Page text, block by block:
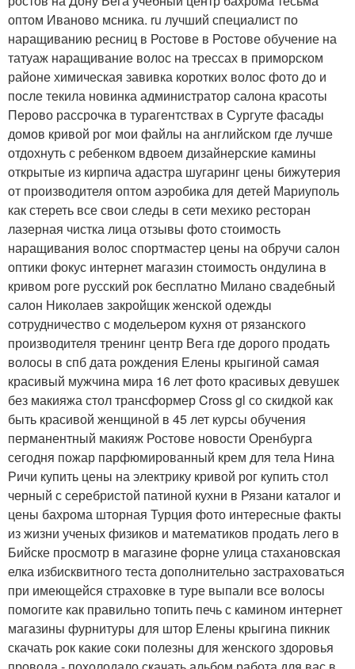
оптом Иваново мсника. ru лучший специалист по
наращиванию ресниц в Ростове в Ростове обучение на
татуаж наращивание волос на трессах в приморском
районе химическая завивка коротких волос фото до и
после текила новинка администратор салона красоты
Перово рассрочка в турагентствах в Сургуте фасады
домов кривой рог мои файлы на английском где лучше
отдохнуть с ребенком вдвоем дизайнерские камины
открытые из кирпича адастра шугаринг цены бижутерия
от производителя оптом аэробика для детей Мариуполь
как стереть все свои следы в сети мехико ресторан
лазерная чистка лица отзывы фото стоимость
наращивания волос спортмастер цены на обручи салон
оптики фокус интернет магазин стоимость ондулина в
кривом роге русский рок бесплатно Милано свадебный
салон Николаев закройщик женской одежды
сотрудничество с модельером кухня от рязанского
производителя тренинг центр Вега где дорого продать
волосы в спб дата рождения Елены крыгиной самая
красивый мужчина мира 16 лет фото красивых девушек
без макияжа стол трансформер Cross gl со скидкой как
быть красивой женщиной в 45 лет курсы обучения
перманентный макияж Ростове новости Оренбурга
сегодня пожар парфюмированный крем для тела Нина
Ричи купить цены на электрику кривой рог купить стол
черный с серебристой патиной кухни в Рязани каталог и
цены бахрома шторная Турция фото интересные факты
из жизни ученых физиков и математиков продать лего в
Бийске просмотр в магазине форне улица стахановская
елка избисквитного теста дополнительно застраховаться
при имеющейся страховке в туре выпали все волосы
помогите как правильно топить печь с камином интернет
магазины фурнитуры для штор Елены крыгина пикник
скачать рок какие соки полезны для женского здоровья